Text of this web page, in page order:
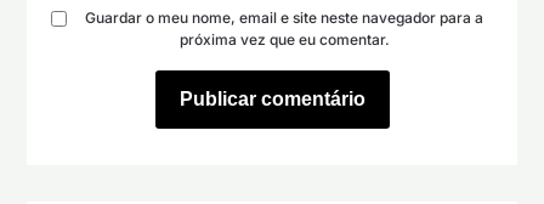
Guardar o meu nome, email e site neste navegador para a
próxima vez que eu comentar.